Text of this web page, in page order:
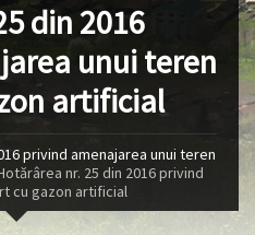
din 2016
unui teren
artificial
privind amenajarea unui teren
nr. 25 din 2016 privind
cu gazon artificial